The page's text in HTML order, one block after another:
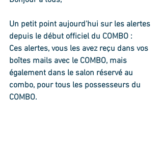
Un petit point aujourd'hui sur les alertes
depuis le début officiel du COMBO :
Ces alertes, vous les avez reçu dans vos
boîtes mails avec le COMBO, mais
également dans le salon réservé au
combo, pour tous les possesseurs du
COMBO.